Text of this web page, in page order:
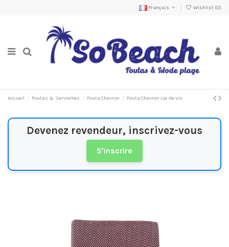
Français Wishlist (0)
Accueil Foutas & Serviettes Fouta Chevron Fouta Chevron Lie de vin
Devenez revendeur, inscrivez-vous
S'inscrire